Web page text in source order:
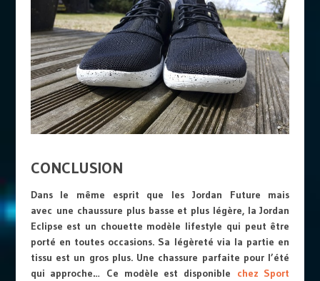
CONCLUSION
Dans le même esprit que les Jordan Future mais
avec une chaussure plus basse et plus légère, la Jordan
Eclipse est un chouette modèle lifestyle qui peut être
porté en toutes occasions. Sa légèreté via la partie en
tissu est un gros plus. Une chassure parfaite pour l’été
qui approche… Ce modèle est disponible chez Sport